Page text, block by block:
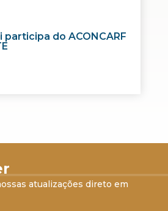
participa do ACONCARF
atualizações direto em